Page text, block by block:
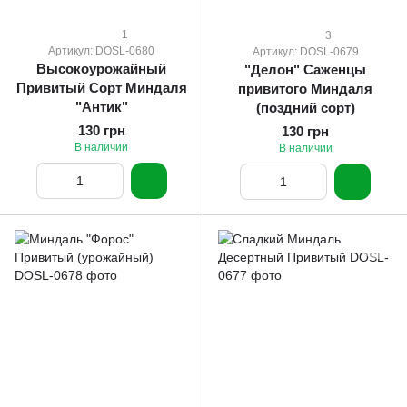
1
Артикул: DOSL-0680
Высокоурожайный
Привитый Сорт Миндаля
"Антик"
130 грн
В наличии
3
Артикул: DOSL-0679
"Делон" Саженцы
привитого Миндаля
(поздний сорт)
130 грн
В наличии